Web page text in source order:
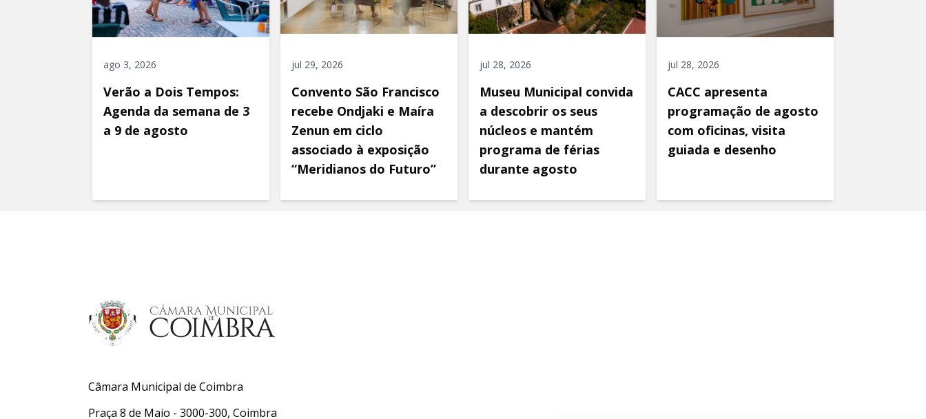
ago 3, 2026
Verão a Dois Tempos:
Agenda da semana de 3
a 9 de agosto
jul 29, 2026
Convento São Francisco
recebe Ondjaki e Maíra
Zenun em ciclo
associado à exposição
“Meridianos do Futuro”
jul 28, 2026
Museu Municipal convida
a descobrir os seus
núcleos e mantém
programa de férias
durante agosto
jul 28, 2026
CACC apresenta
programação de agosto
com oficinas, visita
guiada e desenho
Câmara Municipal de Coimbra
Praça 8 de Maio - 3000-300, Coimbra